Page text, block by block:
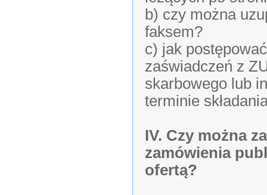
b) czy można
faksem?
c) jak
zaświadczeń z
skarbowego lub
terminie
IV. Czy można
zamówienia
ofertą?